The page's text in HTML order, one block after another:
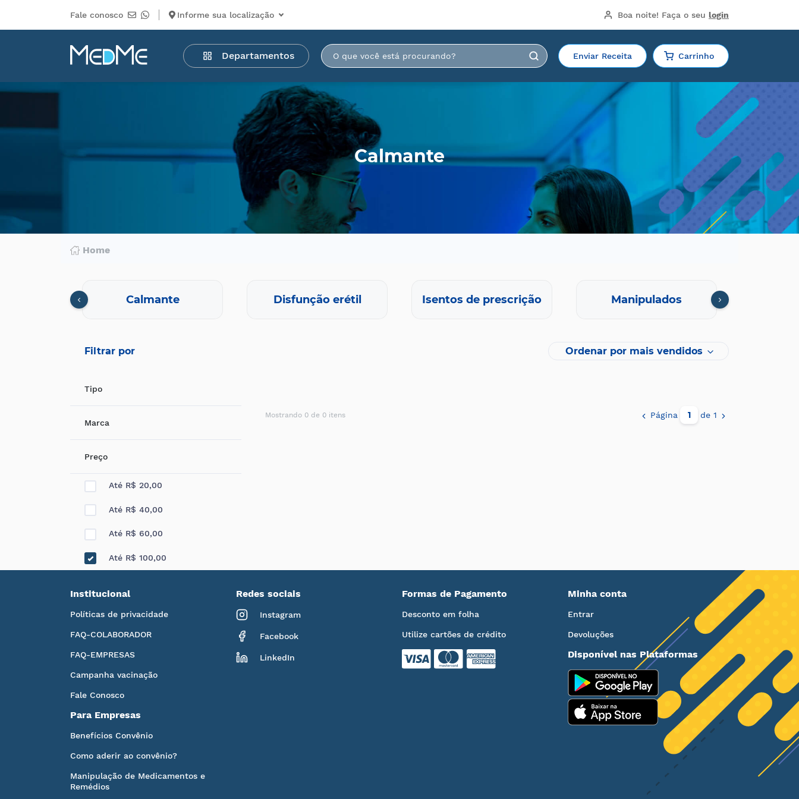
Fale conosco Informe sua localização Boa noite! Faça o seu login
Departamentos Enviar Receita Carrinho
Departamentos
Medicamentos
Higiene
pessoal
Mercearia
Serviços
Calmante
Home
Calmante Disfunção erétil Isentos de prescrição Manipulados
Filtrar por Ordenar por mais vendidos
Tipo
Marca
Preço
Até R$ 20,00
Até R$ 40,00
Até R$ 60,00
Até R$ 100,00
Mostrando 0 de 0 itens Página de 1
Institucional
Políticas de privacidade
FAQ-COLABORADOR
FAQ-EMPRESAS
Campanha vacinação
Fale Conosco
Para Empresas
Benefícios Convênio
Como aderir ao convênio?
Manipulação de Medicamentos e
Remédios
Redes sociais
Instagram
Facebook
LinkedIn
Formas de Pagamento
Desconto em folha
Utilize cartões de crédito
Minha conta
Entrar
Devoluções
Disponível nas Plataformas